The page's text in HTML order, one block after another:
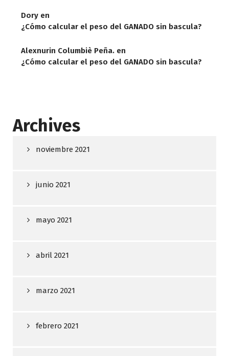
Dory en
¿Cómo calcular el peso del GANADO sin bascula?
Alexnurin Columbiè Peña. en
¿Cómo calcular el peso del GANADO sin bascula?
Archives
noviembre 2021
junio 2021
mayo 2021
abril 2021
marzo 2021
febrero 2021